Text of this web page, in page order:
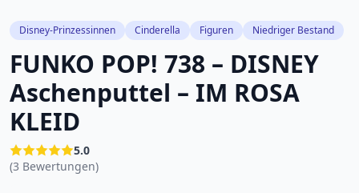
Disney-Prinzessinnen Cinderella Figuren Niedriger Bestand
FUNKO POP! 738 – DISNEY
Aschenputtel – IM ROSA
KLEID
5.0
(3 Bewertungen)